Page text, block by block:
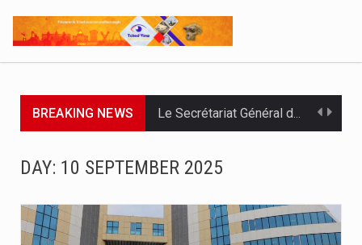
BREAKING NEWS
Par : Nekarnodji Gloria L’entreprise Groupe Elit.com a organisé ce…
DAY: 10 SEPTEMBER 2025